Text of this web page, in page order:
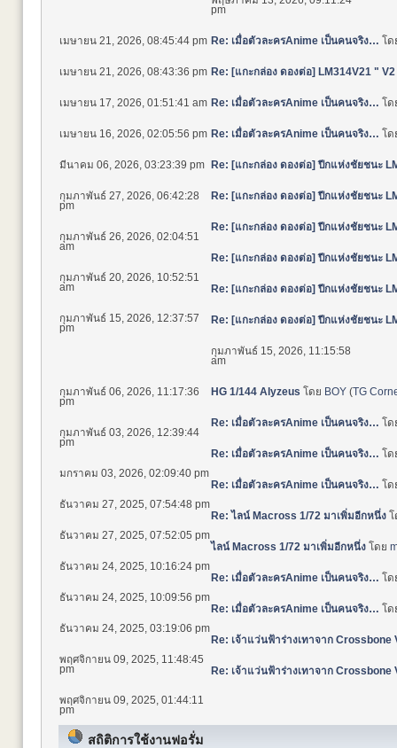
pm
Re: เมื่อตัวละครAnime เป็นคนจริง… โ
เมษายน 21, 2026, 08:45:44 pm
Re: [แกะกล่อง ดองต่อ] LM314V21 "
เมษายน 21, 2026, 08:43:36 pm
Re: เมื่อตัวละครAnime เป็นคนจริง… โ
เมษายน 17, 2026, 01:51:41 am
Re: เมื่อตัวละครAnime เป็นคนจริง… โ
เมษายน 16, 2026, 02:05:56 pm
Re: [แกะกล่อง ดองต่อ] ปีกแห่งชัยชนะ
มีนาคม 06, 2026, 03:23:39 pm
Re: [แกะกล่อง ดองต่อ] ปีกแห่งชัยชนะ
กุมภาพันธ์ 27, 2026, 06:42:28
pm
Re: [แกะกล่อง ดองต่อ] ปีกแห่งชัยชนะ
กุมภาพันธ์ 26, 2026, 02:04:51
am
Re: [แกะกล่อง ดองต่อ] ปีกแห่งชัยชนะ
กุมภาพันธ์ 20, 2026, 10:52:51
am
Re: [แกะกล่อง ดองต่อ] ปีกแห่งชัยชนะ
กุมภาพันธ์ 15, 2026, 12:37:57
pm
Re: [แกะกล่อง ดองต่อ] ปีกแห่งชัยชนะ
กุมภาพันธ์ 15, 2026, 11:15:58
am
HG 1/144 Alyzeus โดย BOY(TG
กุมภาพันธ์ 06, 2026, 11:17:36
pm
Re: เมื่อตัวละครAnime เป็นคนจริง…
โ
กุมภาพันธ์ 03, 2026, 12:39:44
pm
Re: เมื่อตัวละครAnime เป็นคนจริง…
โ
มกราคม 03, 2026, 02:09:40 pm
Re: เมื่อตัวละครAnime เป็นคนจริง…
โ
ธันวาคม 27, 2025, 07:54:48 pm
Re: ไลน์ Macross 1/72 มาเพิ่มอีกหนึ่งโ
ธันวาคม 27, 2025, 07:52:05 pm
ไลน์ Macross 1/72 มาเพิ่มอีกหนึ่งโดย
ธันวาคม 24, 2025, 10:16:24 pm
Re: เมื่อตัวละครAnime เป็นคนจริง…
โ
ธันวาคม 24, 2025, 10:09:56 pm
Re: เมื่อตัวละครAnime เป็นคนจริง…
โ
ธันวาคม 24, 2025, 03:19:06 pm
Re: เจ้าแว่นฟ้าร่างเทาจาก Crossbone
พฤศจิกายน 09, 2025, 11:48:45
pm
Re: เจ้าแว่นฟ้าร่างเทาจาก Crossbone
พฤศจิกายน 09, 2025, 01:44:11
pm
สถิติการใช้งานฟอรั่ม